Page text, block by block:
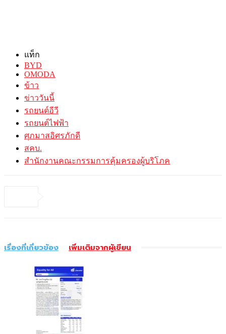
แท็ก
BYD
OMODA
ข้าว
ข่าววันนี้
รถยนต์อีวี
รถยนต์ไฟฟ้า
ศุภมาสอิศรภักดี
สคบ.
สำนักงานคณะกรรมการคุ้มครองผู้บริโภค
เรื่องที่เกี่ยวข้อง เพิ่มเติมจากผู้เขียน